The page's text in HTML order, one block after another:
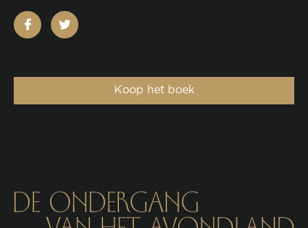
facebooktwitter
Koop het boek